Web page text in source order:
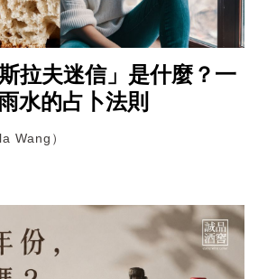
拉夫迷信」是什麼？一
水的占卜法則
Wang）